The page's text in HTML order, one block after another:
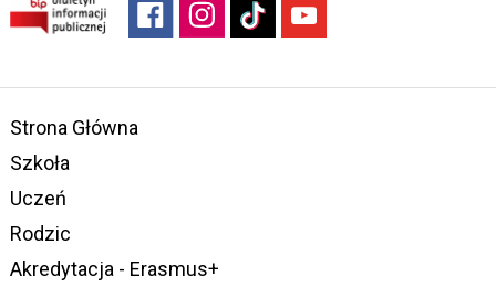
Strona Główna
Szkoła
Uczeń
Rodzic
Akredytacja - Erasmus+